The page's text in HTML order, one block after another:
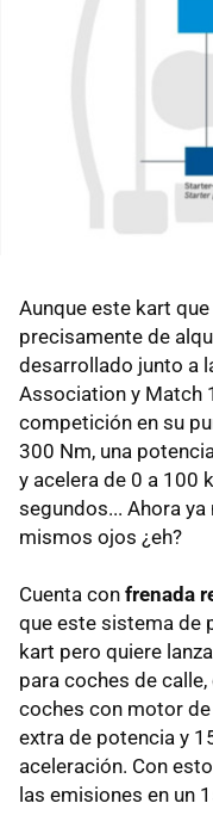
Aunque este kart
precisamente de
desarrollado junto a
Association y Match
competición en su
300 Nm, una
y acelera de 0 a 100
segundos... Ahora
mismos ojos ¿eh?
Cuenta con frenada
que este sistema de
kart pero quiere
para coches de
coches con motor
extra de potencia y
aceleración. Con
las emisiones en un